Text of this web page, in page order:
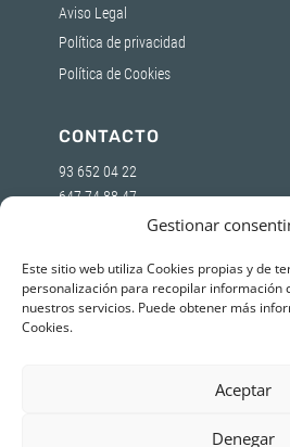
Gestionar
Este sitio web utiliza Cookies propias y de
personalización para recopilar información
nuestros servicios. Puede obtener más
Cookies.
Aceptar
Denegar
Aviso Legal
Política de privacidad
Política de Cookies
CONTACTO
93 652 04 22
647 74 88 47
info@winterdreams.es
Llobregat, Barcelona